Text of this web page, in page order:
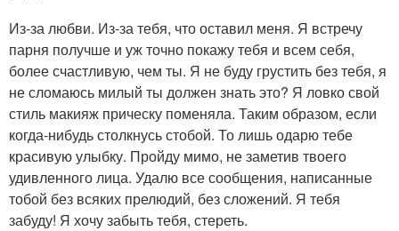
Из-за любви. Из-за тебя, что оставил меня. Я встречу
парня получше и уж точно покажу тебя и всем себя,
более счастливую, чем ты. Я не буду грустить без тебя, я
не сломаюсь милый ты должен знать это? Я ловко свой
стиль макияж прическу поменяла. Таким образом, если
когда-нибудь столкнусь стобой. То лишь одарю тебе
красивую улыбку. Пройду мимо, не заметив твоего
удивленного лица. Удалю все сообщения, написанные
тобой без всяких прелюдий, без сложений. Я тебя
забуду! Я хочу забыть тебя, стереть.